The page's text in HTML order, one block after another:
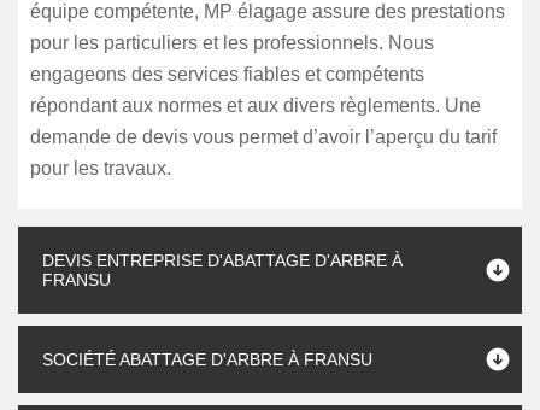
équipe compétente, MP élagage assure des prestations
pour les particuliers et les professionnels. Nous
engageons des services fiables et compétents
répondant aux normes et aux divers règlements. Une
demande de devis vous permet d’avoir l’aperçu du tarif
pour les travaux.
DEVIS ENTREPRISE D'ABATTAGE D'ARBRE À
FRANSU
SOCIÉTÉ ABATTAGE D'ARBRE À FRANSU